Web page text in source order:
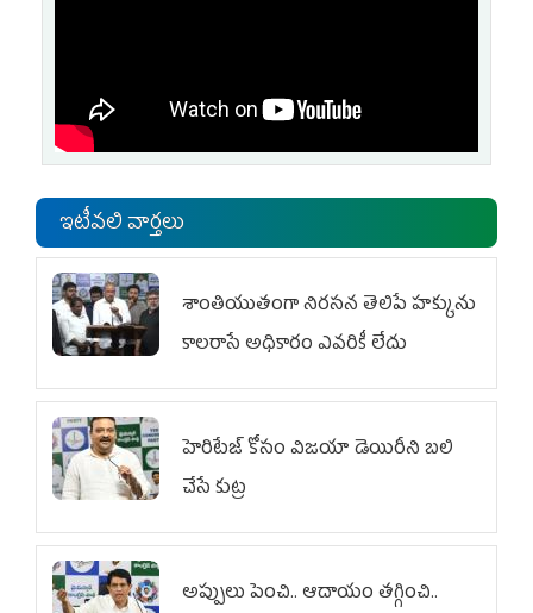
ఇటీవలి వార్తలు
శాంతియుతంగా నిరసన తెలిపే హక్కును
కాలరాసే అధికారం ఎవరికీ లేదు
హెరిటేజ్ కోసం విజయా డెయిరీని బలి
చేసే కుట్ర‌
అప్పులు పెంచి.. ఆదాయం తగ్గించి..